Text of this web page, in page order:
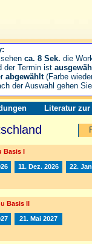
Literatur zur
Basis I
11. Dez. 2026 22.
Basis II
21. Mai 2027
ca. 8 Sek. die
der Termin ist
abgewählt(Farbe
der Auswahl gehen